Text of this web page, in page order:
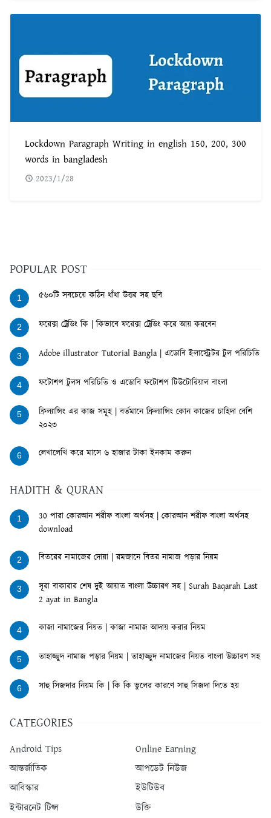
Lockdown Paragraph Writing in english 150, 200, 300
words in bangladesh
2023/1/28
POPULAR POST
1 ৫৬০টি সবচেয়ে কঠিন ধাঁধা উত্তর সহ ছবি
2 ফরেক্স ট্রেডিং কি | কিভাবে ফরেক্স ট্রেডিং করে আয় করবেন
3 Adobe illustrator Tutorial Bangla | এডোবি ইলাস্ট্রেটর টুল পরিচিতি
4 ফটোশপ টুলস পরিচিতি ও এডোবি ফটোশপ টিউটোরিয়াল বাংলা
5
ফ্রিল্যান্সিং এর কাজ সমূহ | বর্তমানে ফ্রিল্যান্সিং কোন কাজের চাহিদা বেশি
২০২৩
6 লেখালেখি করে মাসে ৬ হাজার টাকা ইনকাম করুন
HADITH & QURAN
1
30 পারা কোরআন শরীফ বাংলা অর্থসহ | কোরআন শরীফ বাংলা অর্থসহ
download
2 বিতরের নামাজের দোয়া | রমজানে বিতর নামাজ পড়ার নিয়ম
3
সূরা বাকারার শেষ দুই আয়াত বাংলা উচ্চারণ সহ | Surah Baqarah Last
2 ayat in Bangla
4 কাজা নামাজের নিয়ত | কাজা নামাজ আদায় করার নিয়ম
5 তাহাজ্জুদ নামাজ পড়ার নিয়ম | তাহাজ্জুদ নামাজের নিয়ত বাংলা উচ্চারণ সহ
6 সাহু সিজদার নিয়ম কি | কি কি ভুলের কারণে সাহু সিজদা দিতে হয়
CATEGORIES
Android Tips
Online Earning
আন্তর্জাতিক
আপডেট নিউজ
আবিস্কার
ইউটিউব
ইন্টারনেট টিপ্স
উক্তি